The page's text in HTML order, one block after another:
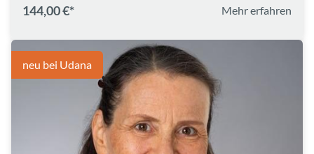
144,00 €* Mehr erfahren
neu bei Udana